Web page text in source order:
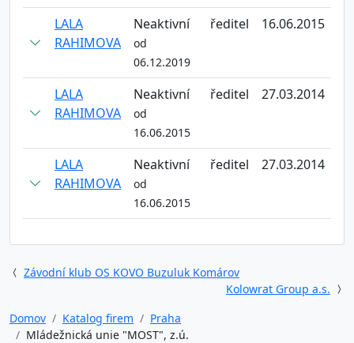
LALA
RAHIMOVA
Neaktivní
od
06.12.2019
ředitel 16.06.2015
LALA
RAHIMOVA
Neaktivní
od
16.06.2015
ředitel 27.03.2014
LALA
RAHIMOVA
Neaktivní
od
16.06.2015
ředitel 27.03.2014
Závodní klub OS KOVO Buzuluk Komárov
Kolowrat Group a.s.
Domov
Katalog firem
Praha
Mládežnická unie "MOST", z.ú.